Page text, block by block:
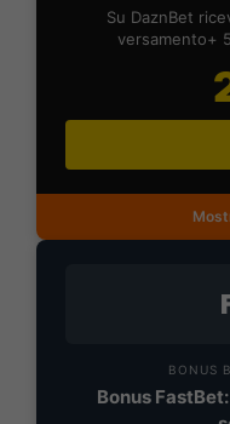
Su DaznBet
versamento+
BONUS
Bonus